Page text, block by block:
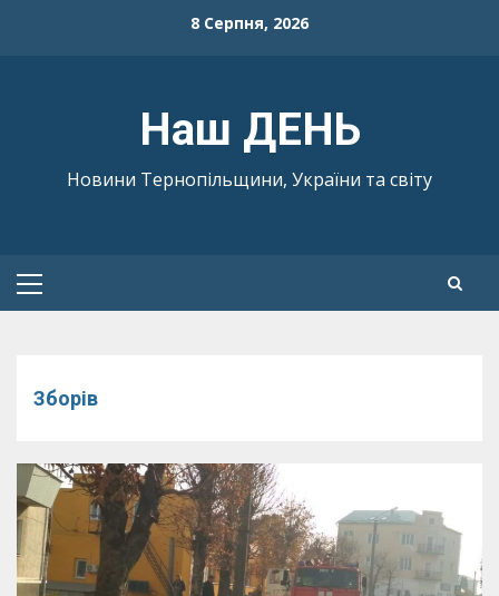
8 Серпня, 2026
Наш ДЕНЬ
Новини Тернопільщини, України та світу
Primary
Зборів